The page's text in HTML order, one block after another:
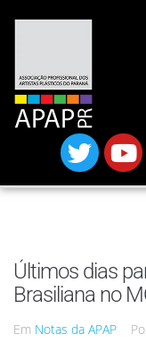
Últimos dias
Brasiliana no
Em Notas da APAP